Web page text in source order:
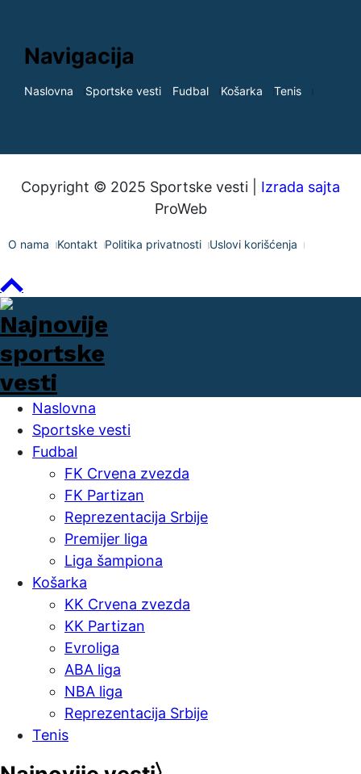
Navigacija
Naslovna Sportske vesti Fudbal Košarka Tenis
Copyright © 2025 Sportske vesti | Izrada sajta
ProWeb
O nama Kontakt Politika privatnosti Uslovi korišćenja
Naslovna
Sportske vesti
Fudbal
FK Crvena zvezda
FK Partizan
Reprezentacija Srbije
Premijer liga
Liga šampiona
Košarka
KK Crvena zvezda
KK Partizan
Evroliga
ABA liga
NBA liga
Reprezentacija Srbije
Tenis